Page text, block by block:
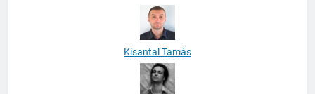
Kisantal Tamás